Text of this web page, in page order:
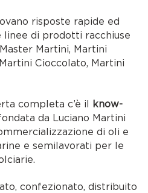
risposte rapide ed
di prodotti racchiuse
Martini, Martini
Cioccolato, Martini
completa c’è il know-
da Luciano Martini
di oli e
e semilavorati per le
confezionato, distribuito